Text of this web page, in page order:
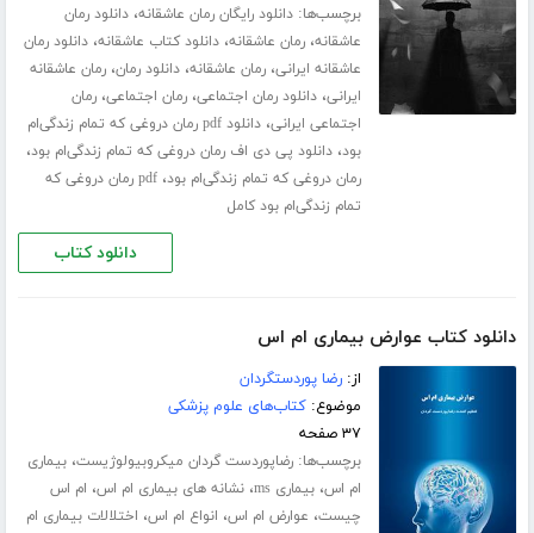
برچسب‌ها:دانلود رایگان رمان عاشقانه،دانلود رمان
عاشقانه،رمان عاشقانه،دانلود کتاب عاشقانه،دانلود رمان
عاشقانه ایرانی،رمان عاشقانه،دانلود رمان،رمان عاشقانه
ایرانی،دانلود رمان اجتماعی،رمان اجتماعی،رمان
اجتماعی ایرانی،
دانلود pdf رمان دروغی که تمام زندگی‌ام
بود،دانلود پی دی اف رمان دروغی که تمام زندگی‌ام بود،
رمان دروغی که تمام زندگی‌ام بود،
pdf رمان دروغی که
تمام زندگی‌ام بود کامل
دانلود کتاب
دانلود کتاب عوارض بیماری ام اس
از:رضا پوردستگردان
موضوع:کتاب‌های علوم پزشکی
۳۷ صفحه
برچسب‌ها:رضاپوردست گردان میکروبیولوژیست،بیماری
ام اس،بیماری ms ،نشانه های بیماری ام اس، ام اس
چیست، عوارض ام اس، انواع ام اس، اختلالات بیماری ام